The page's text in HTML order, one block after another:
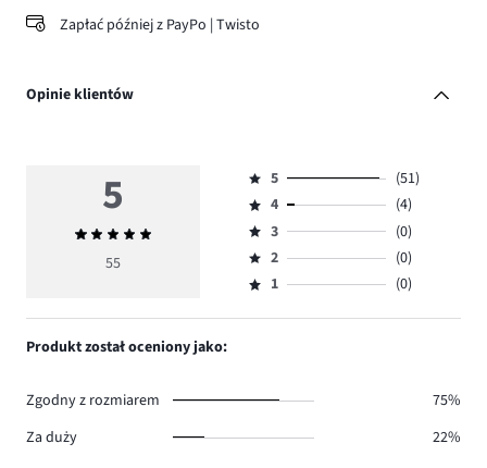
Zapłać później z PayPo | Twisto
Opinie klientów
5
Średnia
ocena
55
Ocena
5,
ilość
głosów
51.
5
(51)
Ocena
4,
ilość
głosów
4
(4)
Ocena
3,
ilość
3
(0)
Ocena
2,
2
(0)
Ocena
1,
1 (0)
Produkt został oceniony jako:
Zgodny z rozmiarem
75%
Za duży
22%